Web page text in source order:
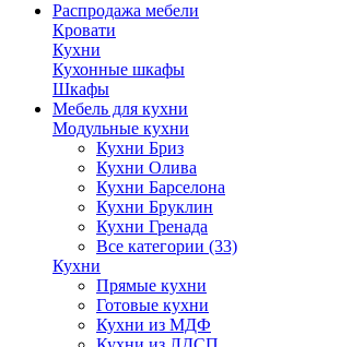
Распродажа мебели
Кровати
Кухни
Кухонные шкафы
Шкафы
Мебель для кухни
Модульные кухни
Кухни Бриз
Кухни Олива
Кухни Барселона
Кухни Бруклин
Кухни Гренада
Все категории (33)
Кухни
Прямые кухни
Готовые кухни
Кухни из МДФ